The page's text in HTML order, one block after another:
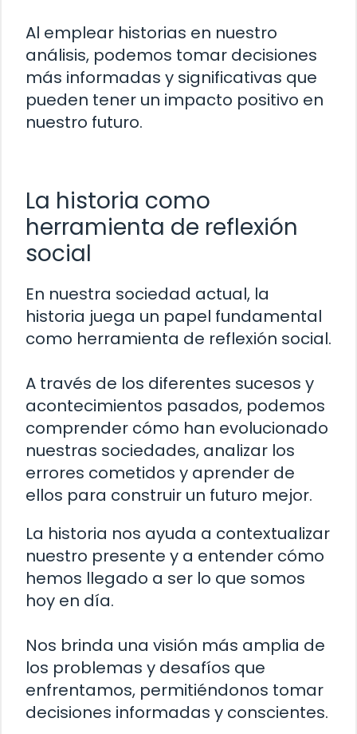
Al emplear historias en nuestro
análisis, podemos tomar decisiones
más informadas y significativas que
pueden tener un impacto positivo en
nuestro futuro.
La historia como
herramienta de reflexión
social
En nuestra sociedad actual, la
historia juega un papel fundamental
como herramienta de reflexión social.
A través de los diferentes sucesos y
acontecimientos pasados, podemos
comprender cómo han evolucionado
nuestras sociedades, analizar los
errores cometidos y aprender de
ellos para construir un futuro mejor.
La historia nos ayuda a contextualizar
nuestro presente y a entender cómo
hemos llegado a ser lo que somos
hoy en día.
Nos brinda una visión más amplia de
los problemas y desafíos que
enfrentamos, permitiéndonos tomar
decisiones informadas y conscientes.